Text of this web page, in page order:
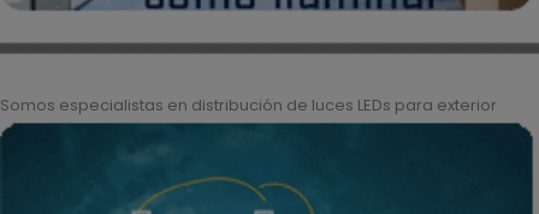
Somos especialistas en distribución de luces LEDs para exterior